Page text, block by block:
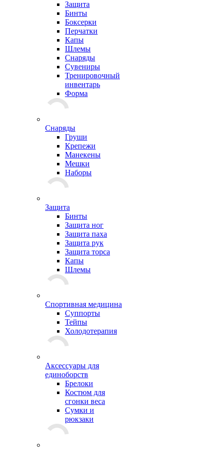
Защита
Бинты
Боксерки
Перчатки
Капы
Шлемы
Снаряды
Сувениры
Тренировочный
инвентарь
Форма
Снаряды
Груши
Крепежи
Манекены
Мешки
Наборы
Защита
Бинты
Защита ног
Защита паха
Защита рук
Защита торса
Капы
Шлемы
Спортивная медицина
Суппорты
Тейпы
Холодотерапия
Аксессуары для
единоборств
Брелоки
Костюм для
сгонки веса
Сумки и
рюкзаки